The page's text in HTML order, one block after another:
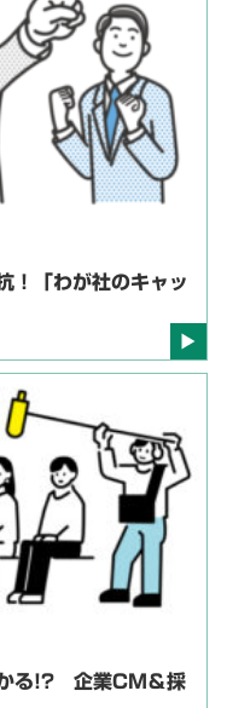
！「わが社のキャッ
かる!? 企業CM＆採